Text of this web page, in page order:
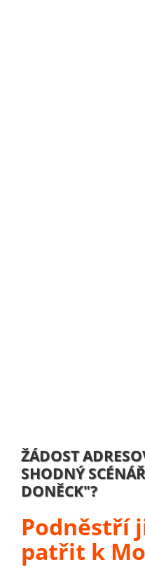
ŽÁDOST
SHODNÝ
DONĚCK"?
Podněstří
patřit k